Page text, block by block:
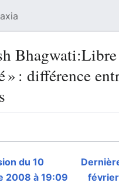
» : différence
du 10
2008 à 19:09
février